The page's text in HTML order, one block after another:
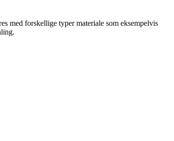
med forskellige typer materiale som eksempelvis